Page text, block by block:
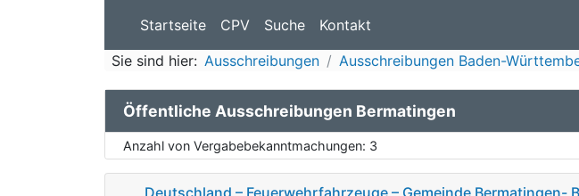
Startseite CPV Suche Kontakt
Sie sind hier: Ausschreibungen Ausschreibungen Baden-
Öffentliche Ausschreibungen Bermatingen
Anzahl von Vergabebekanntmachungen: 3
Deutschland – Feuerwehrfahrzeuge – Gemeinde Bermatingen-